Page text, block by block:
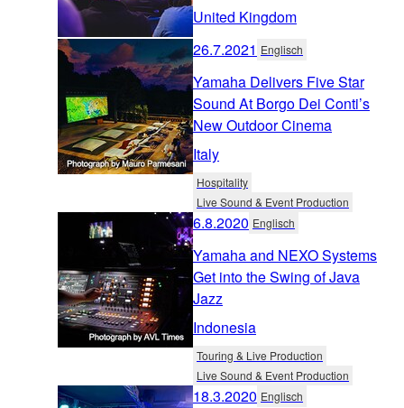
United Kingdom
26.7.2021 Englisch
Yamaha Delivers Five Star
Sound At Borgo Dei Conti’s
New Outdoor Cinema
Italy
Hospitality
Live Sound & Event Production
6.8.2020 Englisch
Yamaha and NEXO Systems
Get into the Swing of Java
Jazz
Indonesia
Touring & Live Production
Live Sound & Event Production
18.3.2020 Englisch